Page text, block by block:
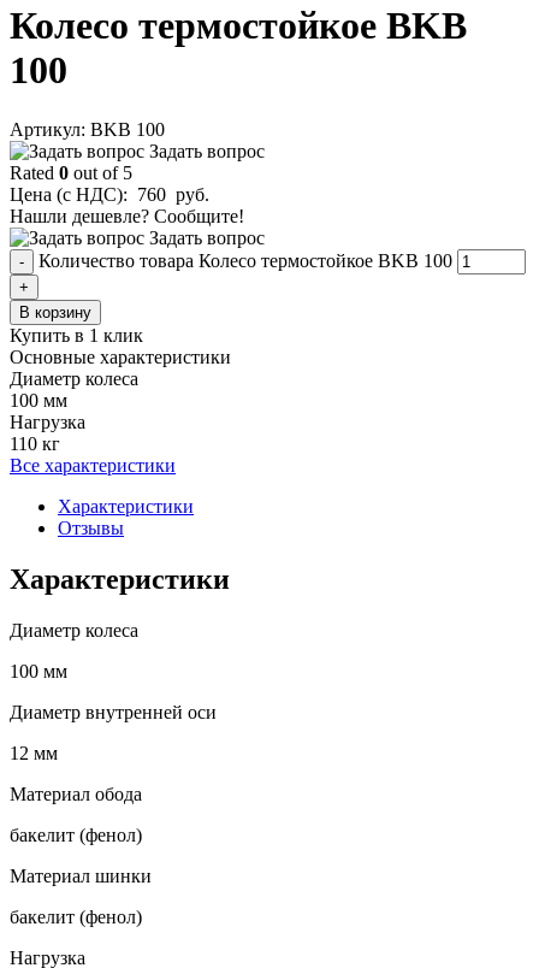
Колесо термостойкое BKB
100
Aртикул: BKB 100
Задать вопрос
Rated 0 out of 5
Цена (с НДС): 760 руб.
Нашли дешевле? Сообщите!
Задать вопрос
- Количество товара Колесо термостойкое BKB 100
+
В корзину
Купить в 1 клик
Основные характеристики
Диаметр колеса
100 мм
Нагрузка
110 кг
Все характеристики
Характеристики
Отзывы
Характеристики
Диаметр колеса
100 мм
Диаметр внутренней оси
12 мм
Материал обода
бакелит (фенол)
Материал шинки
бакелит (фенол)
Нагрузка